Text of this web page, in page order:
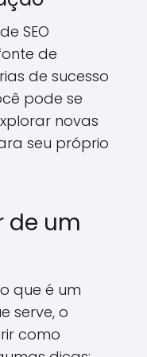
SEO
de
de sucesso
pode se
novas
seu próprio
de um
que é um
serve, o
como